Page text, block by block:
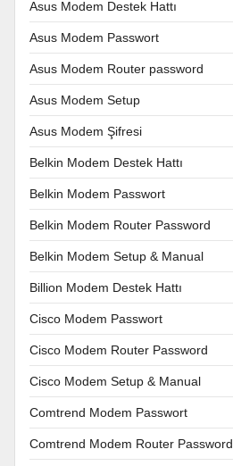
Asus Modem Destek Hattı
Asus Modem Passwort
Asus Modem Router password
Asus Modem Setup
Asus Modem Şifresi
Belkin Modem Destek Hattı
Belkin Modem Passwort
Belkin Modem Router Password
Belkin Modem Setup & Manual
Billion Modem Destek Hattı
Cisco Modem Passwort
Cisco Modem Router Password
Cisco Modem Setup & Manual
Comtrend Modem Passwort
Comtrend Modem Router Password